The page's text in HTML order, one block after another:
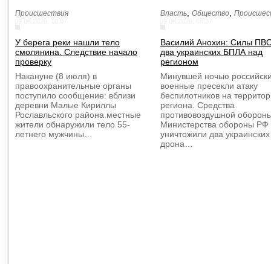
Происшествия
У берега реки нашли тело
смолянина. Следствие начало
проверку
Накануне (8 июля) в
правоохранительные органы
поступило сообщение: вблизи
деревни Малые Кириллы
Рославльского района местные
жители обнаружили тело 55-
летнего мужчины…
Власть Общество
Василий Анохин: Силы
два украинских БПЛА над
регионом
Минувшей ночью
военные пресекли атаку
беспилотников на
региона. Средства
противовоздушной
Министерства обороны РФ
уничтожили два украинских
дрона…